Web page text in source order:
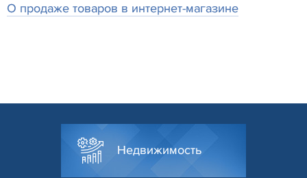
О продаже товаров в интернет-магазине
Недвижимость